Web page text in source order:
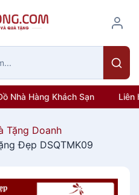
Nhà Hàng Khách Sạn Liên
Tặng Doanh
Đẹp DSQTMK09